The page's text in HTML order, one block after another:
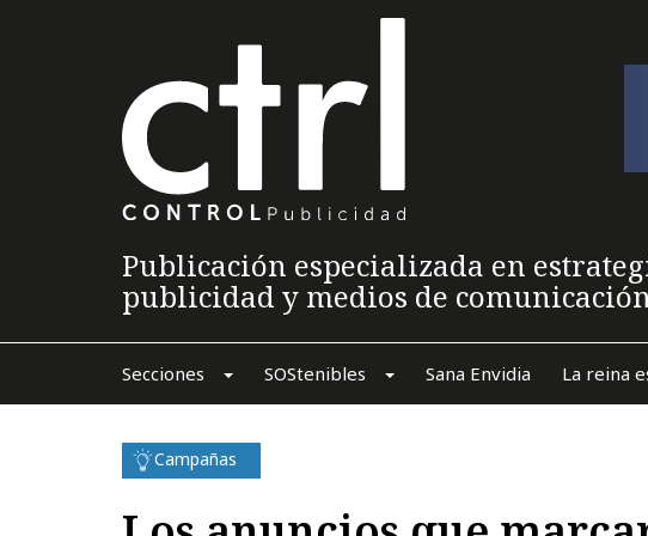
Publicación especializada en
publicidad y medios de
Secciones SOStenibles Sana Envidia La reina
Campañas